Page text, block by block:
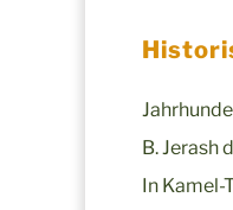
B. Jerash
In Kamel-